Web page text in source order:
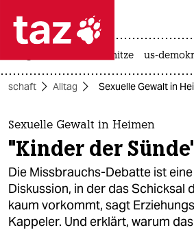
 taz zahl ich
taz zahl ich
themen
politik
öko
gesellschaft
hitze us-
Alltag Sexuelle Gewalt in
Sexuelle Gewalt in Heimen
"Kinder der
Die Missbrauchs-Debatte ist
Diskussion, in der das Schicksal
kaum vorkommt, sagt
Kappeler. Und erklärt, warum